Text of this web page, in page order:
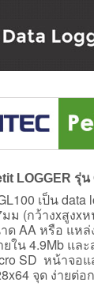
LOGGER รุ่น
เป็น
มม (กว้างxสูง
ด AA หรือ แห
ใน 4.9Mb แล
SD หน้าจอแ
จุด ง่ายต่อ